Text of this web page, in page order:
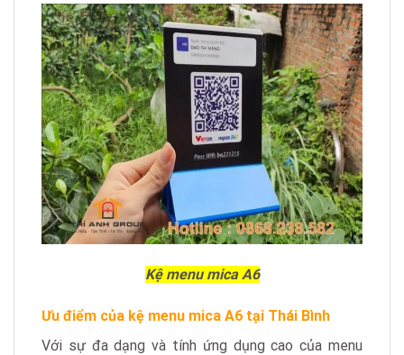
Kệ menu mica A6
Ưu điểm của kệ menu mica A6 tại Thái Bình
Với sự đa dạng và tính ứng dụng cao của menu